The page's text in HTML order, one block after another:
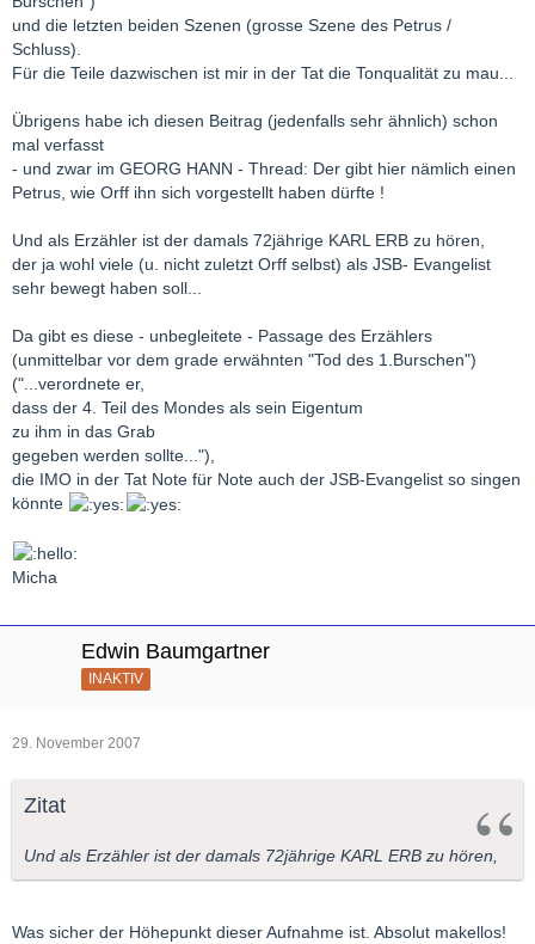
und die letzten beiden Szenen (grosse Szene des Petrus /
Schluss).
Für die Teile dazwischen ist mir in der Tat die Tonqualität zu mau...
Übrigens habe ich diesen Beitrag (jedenfalls sehr ähnlich) schon
mal verfasst
- und zwar im GEORG HANN - Thread: Der gibt hier nämlich einen
Petrus, wie Orff ihn sich vorgestellt haben dürfte !
Und als Erzähler ist der damals 72jährige KARL ERB zu hören,
der ja wohl viele (u. nicht zuletzt Orff selbst) als JSB- Evangelist
sehr bewegt haben soll...
Da gibt es diese - unbegleitete - Passage des Erzählers
(unmittelbar vor dem grade erwähnten "Tod des 1.Burschen")
("...verordnete er,
dass der 4. Teil des Mondes als sein Eigentum
zu ihm in das Grab
gegeben werden sollte..."),
die IMO in der Tat Note für Note auch der JSB-Evangelist so singen
könnte
Micha
Edwin Baumgartner
INAKTIV
29. November 2007
Zitat
Und als Erzähler ist der damals 72jährige KARL ERB zu hören,
Was sicher der Höhepunkt dieser Aufnahme ist. Absolut makellos!